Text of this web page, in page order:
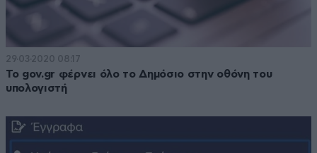
29·03·2020 08:17
Το gov.gr φέρνει όλο το Δημόσιο στην οθόνη του
υπολογιστή